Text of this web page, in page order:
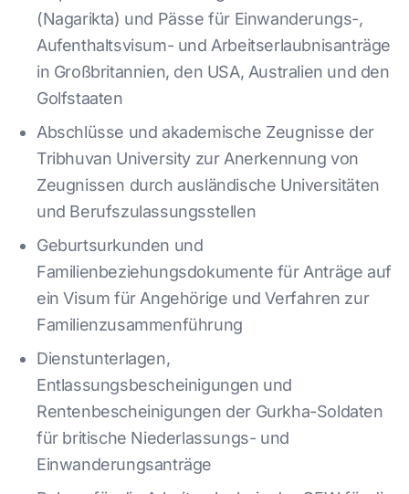
(Nagarikta) und Pässe für Einwanderungs-,
Aufenthaltsvisum- und Arbeitserlaubnisanträge
in Großbritannien, den USA, Australien und den
Golfstaaten
Abschlüsse und akademische Zeugnisse der
Tribhuvan University zur Anerkennung von
Zeugnissen durch ausländische Universitäten
und Berufszulassungsstellen
Geburtsurkunden und
Familienbeziehungsdokumente für Anträge auf
ein Visum für Angehörige und Verfahren zur
Familienzusammenführung
Dienstunterlagen,
Entlassungsbescheinigungen und
Rentenbescheinigungen der Gurkha-Soldaten
für britische Niederlassungs- und
Einwanderungsanträge